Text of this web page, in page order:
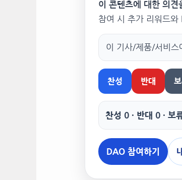
이 콘텐츠에 대한 의
참여 시 추가 리워드와
이 기사/제품/서비스
찬성 반대
찬성 0 · 반대 0 · 보
DAO 참여하기